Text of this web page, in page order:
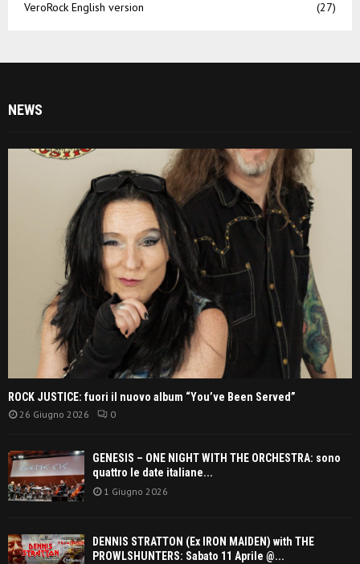
VeroRock English version
(27)
NEWS
ROCK JUSTICE: fuori il nuovo album “You’ve Been Served”
26 Giugno 2026 0
GENESIS – ONE NIGHT WITH THE ORCHESTRA: sono
quattro le date italiane...
1 Giugno 2026
DENNIS STRATTON (Ex IRON MAIDEN) with THE
PROWLSHUNTERS: Sabato 11 Aprile @...